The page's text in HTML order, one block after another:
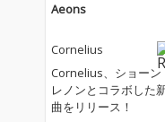
Aeons
Cornelius
Cornelius、ショーン
レノンとコラボした
曲をリリース！